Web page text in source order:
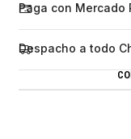
Paga con Mercado
Despacho a todo